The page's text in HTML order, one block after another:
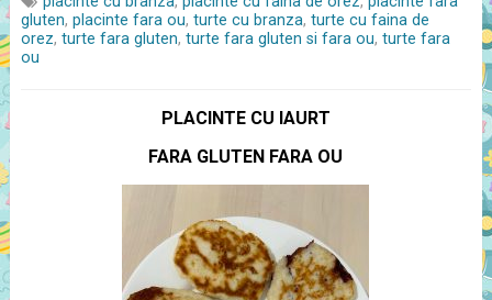
gluten, placinte fara ou, turte cu branza, turte cu faina de
orez, turte fara gluten, turte fara gluten si fara ou, turte fara
ou
PLACINTE CU IAURT
FARA GLUTEN FARA OU